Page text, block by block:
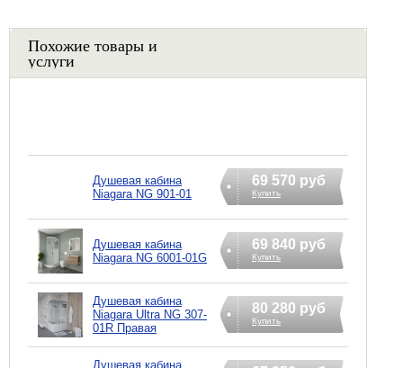
Похожие товары и
услуги
Душевая кабина
Niagara NG 901-01
69 570 руб
Купить
Душевая кабина
Niagara NG 6001-01G
69 840 руб
Купить
Душевая кабина
Niagara Ultra NG 307-
01R Правая
80 280 руб
Купить
Душевая кабина